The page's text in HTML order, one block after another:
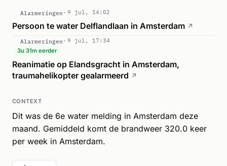
Alarmeringen 9 jul, 14:02
Persoon te water Delflandlaan in Amsterdam ↗
Alarmeringen
9 jul, 17:34
3u 31m eerder
Reanimatie op Elandsgracht in Amsterdam,
traumahelikopter gealarmeerd ↗
CONTEXT
Dit was de 6e water melding in Amsterdam deze
maand. Gemiddeld komt de brandweer 320.0 keer
per week in Amsterdam.